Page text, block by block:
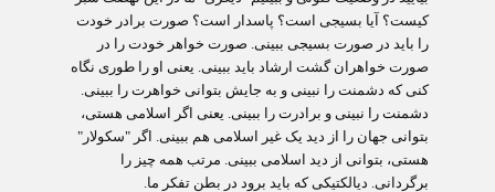
کیست؟ آیا بسیجی است؟ پاسدار است؟ صورت برادر خودت
را باید در صورت بسیجی ببینی. صورت خواهر خودت را در
صورت خواهران گشت ارشاد باید ببینی. یعنی او را طوری نگاه
کنی که دشمنت را نبینی و به جایش بتوانی خواهرت را ببینی.
دشمنت را نبینی و برادرت را ببینی. یعنی اگر اسلامی هستی،
بتوانی جهان را از دید یک غیر اسلامی هم ببینی. اگر "سکولار"
هستی، بتوانی از دید اسلامی ببینی. مرتب همه چیز را
برگردانی. دیالکتیکی که باید برود در بطن تفکر ما